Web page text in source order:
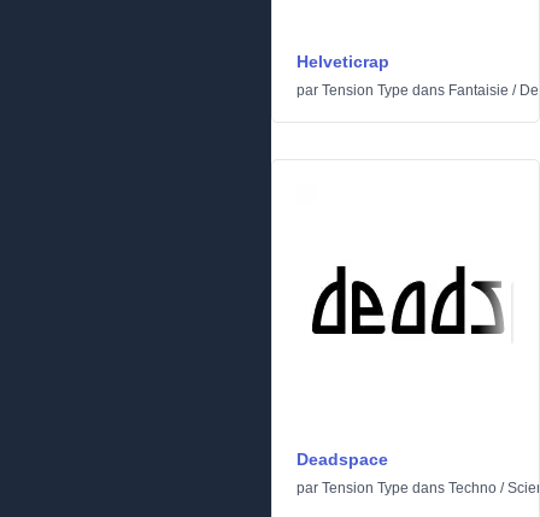
Helveticrap
par Tension Type dans Fantaisie /
Deadspace
par Tension Type dans Techno /